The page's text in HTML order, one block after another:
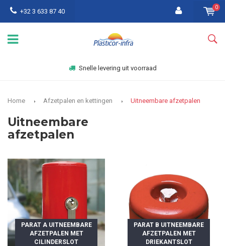
+32 3 633 87 40
0
Snelle levering uit voorraad
Home Afzetpalen en kettingen Uitneembare afzetpalen
Uitneembare
afzetpalen
PARAT A UITNEEMBARE
AFZETPALEN MET
CILINDERSLOT
PARAT B UITNEEMBARE
AFZETPALEN MET
DRIEKANTSLOT